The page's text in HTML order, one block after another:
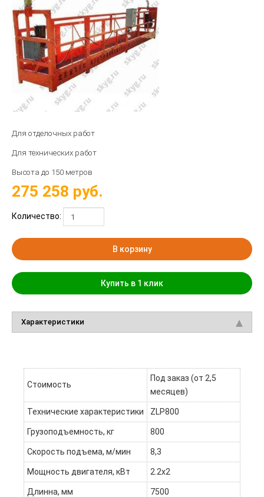
Для отделочных работ
Для технических работ
Высота до 150 метров
275 258 руб.
Количество:
В корзину
Купить в 1 клик
Характеристики
Стоимость
Под заказ (от 2,5
месяцев)
Технические характеристики ZLP800
Грузоподъемность, кг 800
Скорость подъема, м/мин 8,3
Мощность двигателя, кВт 2.2x2
Длинна, мм 7500